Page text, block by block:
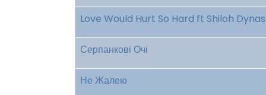
Love Would Hurt So Hard ft Shiloh
Серпанкові Очі
Не Жалею